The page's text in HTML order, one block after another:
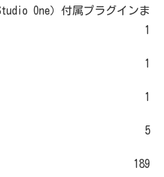
One）付属プラグインま
1
1
1
5
189